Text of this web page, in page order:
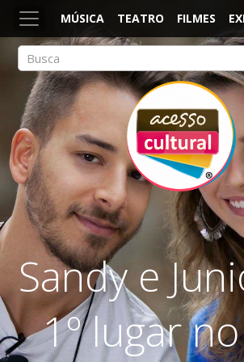
MÚSICA TEATRO FILMES
ACESSO CULTURAL
Arte, Cultura Pop e Entretenimento
Sandy e
1º lugar